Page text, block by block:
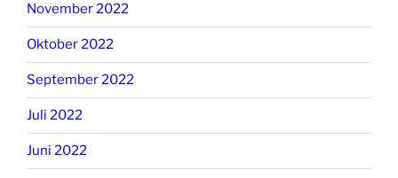
November 2022
Oktober 2022
September 2022
Juli 2022
Juni 2022